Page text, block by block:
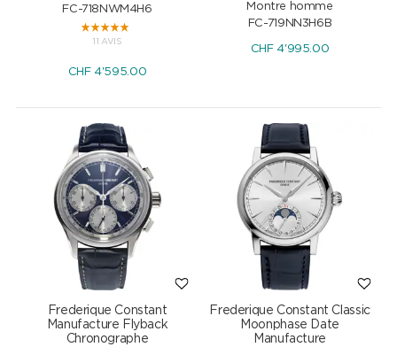
FC-718NWM4H6
11 AVIS
CHF 4'595.00
Montre homme
FC-719NN3H6B
CHF 4'995.00
Frederique Constant
Manufacture Flyback
Chronographe
Frederique Constant Classic
Moonphase Date
Manufacture